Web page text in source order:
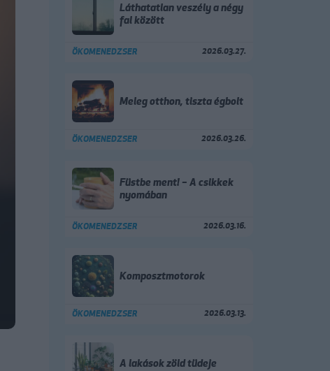
Láthatatlan veszély a négy
fal között
ÖKOMENEDZSER 2026.03.27.
Meleg otthon, tiszta égbolt
ÖKOMENEDZSER 2026.03.26.
Füstbe ment! – A csikkek
nyomában
ÖKOMENEDZSER 2026.03.16.
Komposztmotorok
ÖKOMENEDZSER 2026.03.13.
A lakások zöld tüdeje